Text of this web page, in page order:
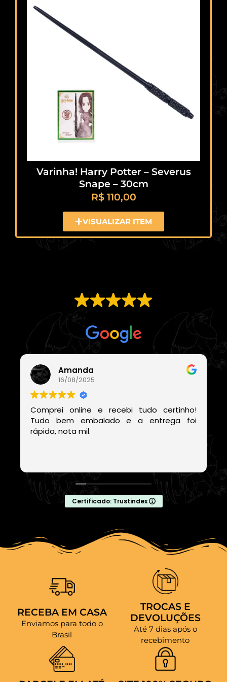
Varinha! Harry Potter – Severus
Snape – 30cm
R$110,00
VISUALIZAR ITEM
Com base em
Amanda
16/08/2025
Comprei online e recebi tudo certinho!
Tudo bem embalado e a entrega foi
rápida, nota mil.
Certificado: Trustindex
RECEBA EM CASA
Enviamos para todo o
Brasil
TROCAS E
DEVOLUÇÕES
Até 7 dias após o
recebimento